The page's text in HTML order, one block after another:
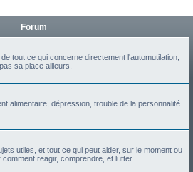
r
Forum
tout ce qui concerne directement l'automutilation,
sa place ailleurs.
alimentaire, dépression, trouble de la personnalité
utiles, et tout ce qui peut aider, sur le moment ou
reagir, comprendre, et lutter.